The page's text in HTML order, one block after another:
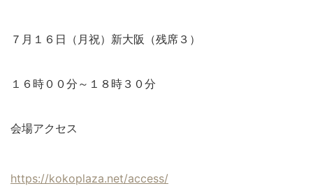
７月１６日（月祝）新大阪（残席３）
１６時００分～１８時３０分
会場アクセス
https://kokoplaza.net/access/